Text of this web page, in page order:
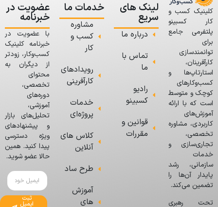
کلینیک کسب و
کار کسبینو
پلتفرمی جامع
برای
توانمندسازی
کارآفرینان،
استارتاپ‌ها و
کسب‌وکارهای
کوچک و متوسط
است که با ارائه
آموزش‌های
کاربردی، مشاوره
تخصصی،
تجاری‌سازی و
خدمات
سازمانی، رشد
پایدار آن‌ها را
تضمین می‌کند.
تحت رهبری
لینک های
سریع
درباره ما
تماس با
ما
رادیو
کسبینو
قوانین و
مقررات
خدمات ما
مشاوره
کسب و
کار
رویدادهای
کارآفرینی
خدمات
پروژه‌ای
کلاس های
آنلاین
طرح ساد
آموزش
های
عضویت در
خبرنامه
با عضویت در
خبرنامه کلینیک
کسب‌وکار، زودتر
از دیگران به
محتوای
تخصصی،
دوره‌های
آموزشی،
تحلیل‌های بازار
و پیشنهادهای
ویژه دسترسی
پیدا کنید. همین
حالا عضو شوید.
ثبت
ایمیل